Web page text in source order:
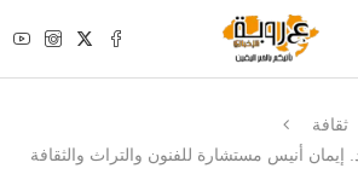
ثقافة
أنيس مستشارة للفنون والتراث والثقافة